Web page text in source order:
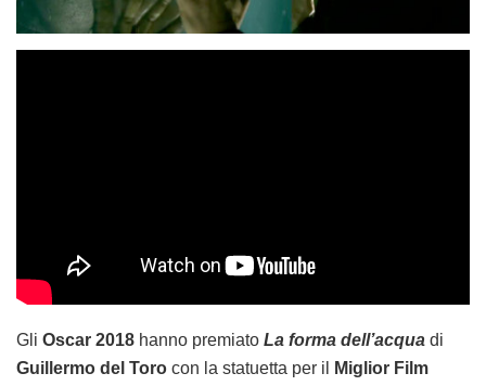
Gli Oscar 2018 hanno premiato La forma dell’acqua di
Guillermo del Toro con la statuetta per il
Miglior Film